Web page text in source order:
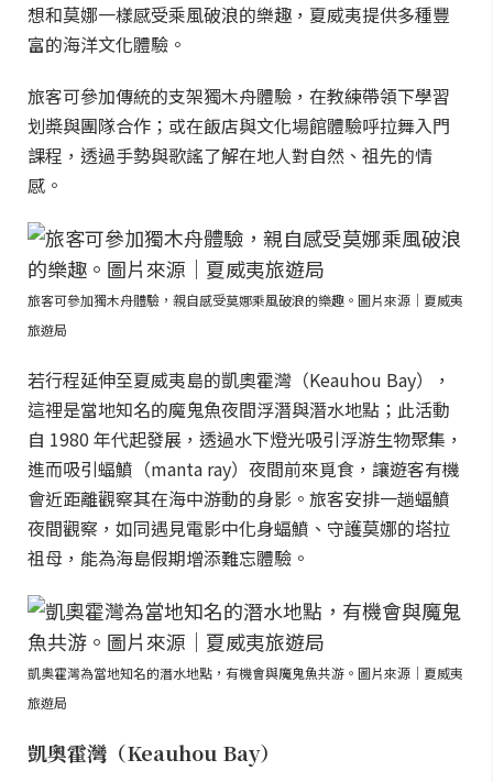
想和莫娜一樣感受乘風破浪的樂趣，夏威夷提供多種豐
富的海洋文化體驗。
旅客可參加傳統的支架獨木舟體驗，在教練帶領下學習
划槳與團隊合作；或在飯店與文化場館體驗呼拉舞入門
課程，透過手勢與歌謠了解在地人對自然、祖先的情
感。
旅客可參加獨木舟體驗，親自感受莫娜乘風破浪的樂趣。圖片來源｜夏威夷
旅遊局
若行程延伸至夏威夷島的凱奧霍灣（Keauhou Bay），
這裡是當地知名的魔鬼魚夜間浮潛與潛水地點；此活動
自 1980 年代起發展，透過水下燈光吸引浮游生物聚集，
進而吸引蝠鱝（manta ray）夜間前來覓食，讓遊客有機
會近距離觀察其在海中游動的身影。旅客安排一趟蝠鱝
夜間觀察，如同遇見電影中化身蝠鱝、守護莫娜的塔拉
祖母，能為海島假期增添難忘體驗。
凱奧霍灣為當地知名的潛水地點，有機會與魔鬼魚共游。圖片來源｜夏威夷
旅遊局
凱奧霍灣（Keauhou Bay）